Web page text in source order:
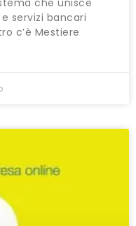
servizi bancari
c’è Mestiere